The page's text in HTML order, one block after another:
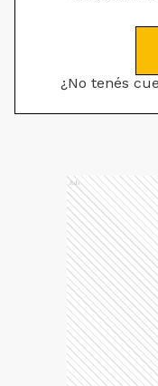
¿No tenés
Ads